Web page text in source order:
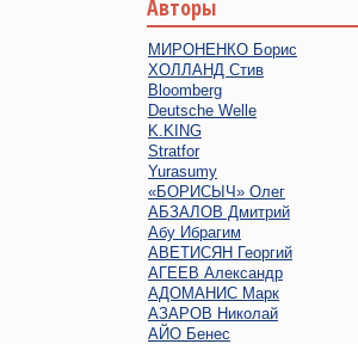
Авторы
МИРОНЕНКО Борис
ХОЛЛАНД Стив
Bloomberg
Deutsche Welle
K.KING
Stratfor
Yurasumy
«БОРИСЫЧ» Олег
АБЗАЛОВ Дмитрий
Абу Ибрагим
АВЕТИСЯН Георгий
АГЕЕВ Александр
АДОМАНИС Марк
АЗАРОВ Николай
АЙО Бенес